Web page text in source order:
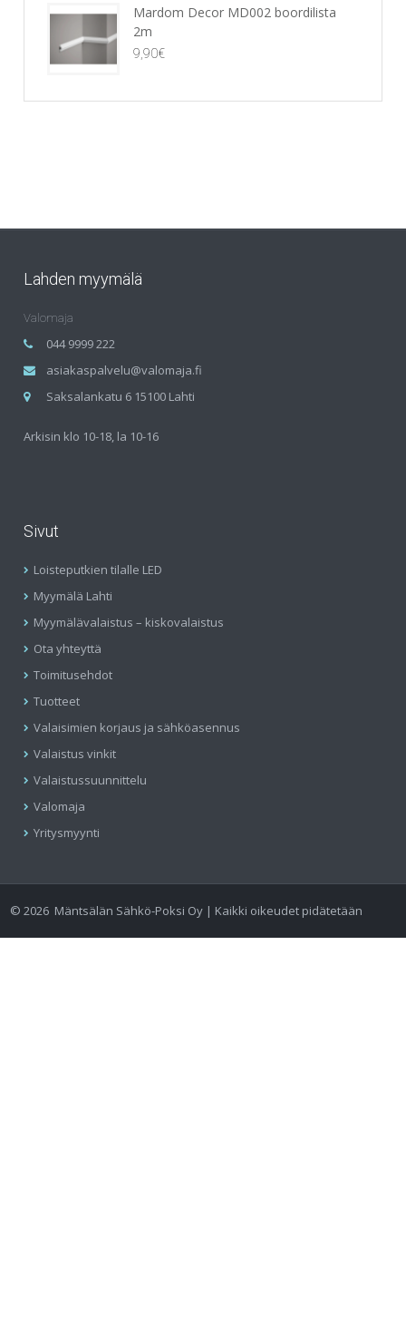
Mardom Decor MD002 boordilista
2m
9,90€
Lahden myymälä
Valomaja
044 9999 222
asiakaspalvelu@valomaja.fi
Saksalankatu 6 15100 Lahti
Arkisin klo 10-18, la 10-16
Sivut
Loisteputkien tilalle LED
Myymälä Lahti
Myymälävalaistus – kiskovalaistus
Ota yhteyttä
Toimitusehdot
Tuotteet
Valaisimien korjaus ja sähköasennus
Valaistus vinkit
Valaistussuunnittelu
Valomaja
Yritysmyynti
©2026 Mäntsälän Sähkö-Poksi Oy | Kaikki oikeudet pidätetään